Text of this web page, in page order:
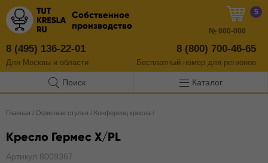
Собственное
производство
8 (495) 136-22-01
Для Москвы и области
8 (800) 700-46-65
Бесплатный номер для регионов
5
№ 000-000
Поиск Каталог
Главная / Офисные стулья / Конференц кресла /
Кресло Гермес X/PL
Артикул 8009367